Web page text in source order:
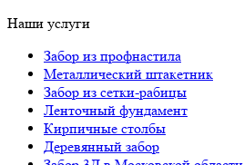
Наши услуги
Забор из профнастила
Металлический штакетник
Забор из сетки-рабицы
Ленточный фундамент
Кирпичные столбы
Деревянный забор